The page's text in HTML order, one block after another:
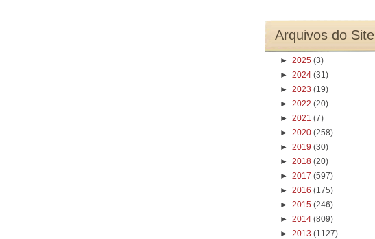
Arquivos do Site
► 2025 (3)
► 2024 (31)
► 2023 (19)
► 2022 (20)
► 2021 (7)
► 2020 (258)
► 2019 (30)
► 2018 (20)
► 2017 (597)
► 2016 (175)
► 2015 (246)
► 2014 (809)
► 2013 (1127)